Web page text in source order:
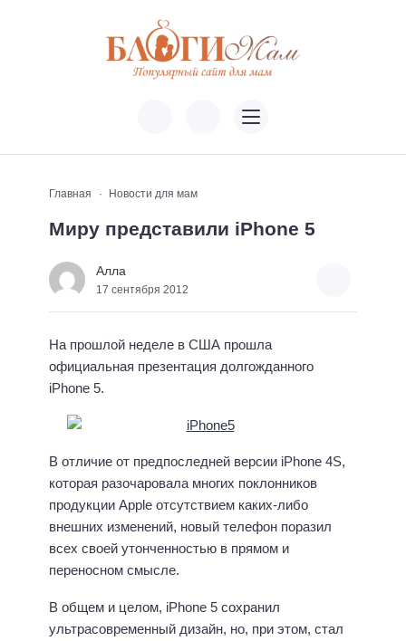
Главная Новости для мам
Миру представили iPhone 5
Алла
17 сентября 2012
На прошлой неделе в США прошла
официальная презентация долгожданного
iPhone 5.
В отличие от предпоследней версии iPhone 4S,
которая разочаровала многих поклонников
продукции Apple отсутствием каких-либо
внешних изменений, новый телефон поразил
всех своей утонченностью в прямом и
переносном смысле.
В общем и целом, iPhone 5 сохранил
ультрасовременный дизайн, но, при этом, стал